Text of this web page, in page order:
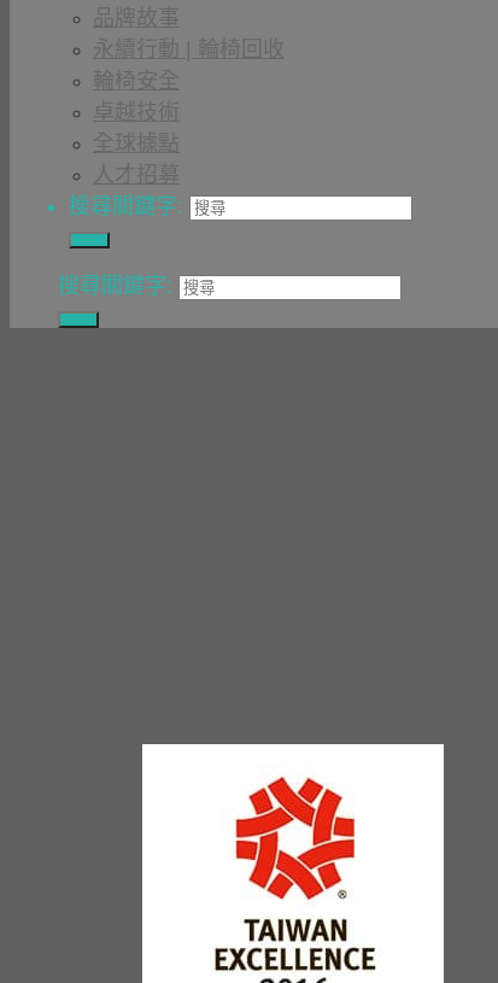
品牌故事
永續行動 | 輪椅回收
輪椅安全
卓越技術
全球據點
人才招募
搜尋關鍵字:
搜尋關鍵字: